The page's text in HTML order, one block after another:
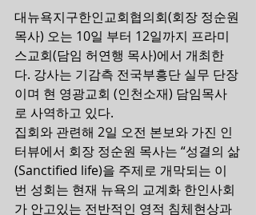
대뉴욕지구한인교회협의회(회장 정순원
목사) 오는 10일 부터 12일까지 프라미
스교회(담임 허연행 목사)에서 개최한
다. 강사는 기감측 전국부흥단 실무 단장
이며 현 영광교회 (인천소재) 담임목사
로 사역하고 있다.
집회와 관련해 2일 오전 본보와 가진 인
터뷰에서 회장 정순원 목사는 “성결의 삶
(Sanctified life)을 주제로 개막되는 이
번 성회는 현재 뉴욕의 교계화 한인사회
가 안고있는 전반적인 영적 침체현상과